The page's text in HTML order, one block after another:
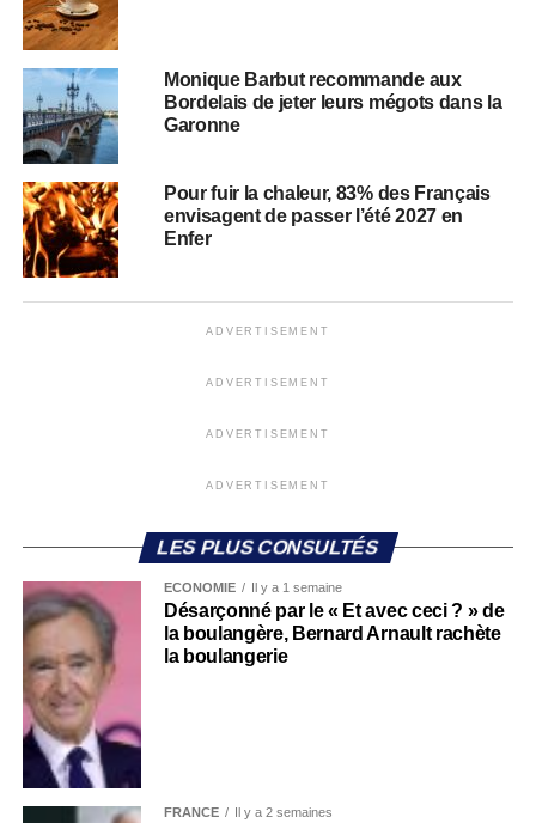
Monique Barbut recommande aux
Bordelais de jeter leurs mégots dans la
Garonne
Pour fuir la chaleur, 83% des Français
envisagent de passer l’été 2027 en
Enfer
ADVERTISEMENT
ADVERTISEMENT
ADVERTISEMENT
ADVERTISEMENT
LES PLUS CONSULTÉS
ECONOMIE Il y a 1 semaine
Désarçonné par le « Et avec ceci ? » de
la boulangère, Bernard Arnault rachète
la boulangerie
FRANCE Il y a 2 semaines